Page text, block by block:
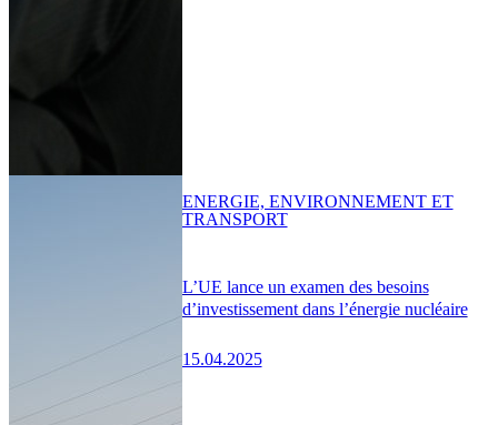
L’UE lance un examen des besoins
d’investissement dans l’énergie nucléaire
15.04.2025
ENERGIE, ENVIRONNEMENT ET
TRANSPORT